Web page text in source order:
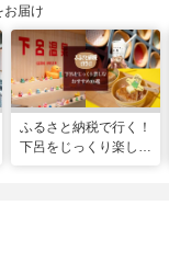
お届け
ふるさと納税で行く！
下呂をじっくり楽しむ